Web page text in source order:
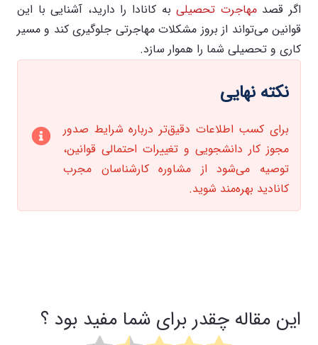
اگر قصدمهاجرت تحصیلیبه کانادا را دارید، آشنایی با این
قوانین می‌تواند از بروز مشکلات مهاجرتی جلوگیری کند و مسیر
کاری و تحصیلی شما را هموار سازد.
نکته نهایی
برای کسب اطلاعات دقیق‌تر درباره شرایط صدور
مجوز کار دانشجویی و تغییرات احتمالی قوانین،
توصیه می‌شود از مشاوره کارشناسان مجرب
کانادید بهره‌مند شوید.
این مقاله چقدر برای شما مفید بود ؟